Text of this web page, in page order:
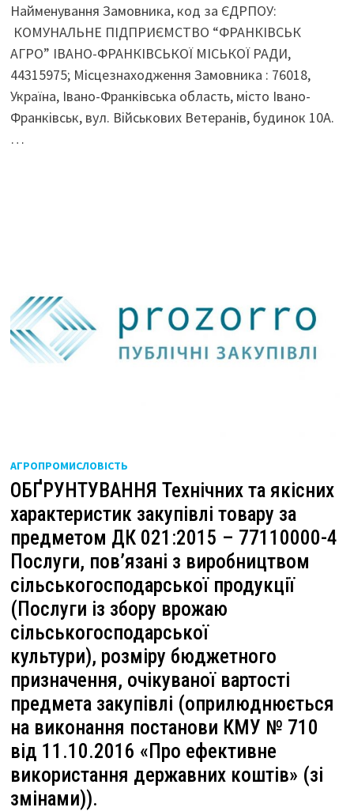
Найменування Замовника, код за ЄДРПОУ:
КОМУНАЛЬНЕ ПІДПРИЄМСТВО “ФРАНКІВСЬК
АГРО” ІВАНО-ФРАНКІВСЬКОЇ МІСЬКОЇ РАДИ,
44315975; Місцезнаходження Замовника : 76018,
Україна, Івано-Франківська область, місто Івано-
Франківськ, вул. Військових Ветеранів, будинок 10А.
…
АГРОПРОМИСЛОВІСТЬ
ОБҐРУНТУВАННЯ Технічних та якісних
характеристик закупівлі товару за
предметом ДК 021:2015 – 77110000-4
Послуги, пов’язані з виробництвом
сільськогосподарської продукції
(Послуги із збору врожаю
сільськогосподарської
культури), розміру бюджетного
призначення, очікуваної вартості
предмета закупівлі (оприлюднюється
на виконання постанови КМУ № 710
від 11.10.2016 «Про ефективне
використання державних коштів» (зі
змінами)).